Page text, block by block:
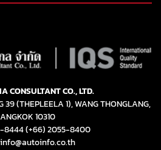
CONSULTANT CO., LTD.
(THEPLEELA 1), WANG THONGLANG,
10310
8444(+66) 2055-8400